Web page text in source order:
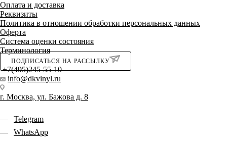
Оплата и доставка
Реквизиты
Политика в отношении обработки персональных данных
Оферта
Система оценки состояния
Терминология
ПОДПИСАТЬСЯ НА РАССЫЛКУ
+7(495)245-55-10
info@dkvinyl.ru
г. Москва, ул. Бажова д. 8
Telegram
WhatsApp